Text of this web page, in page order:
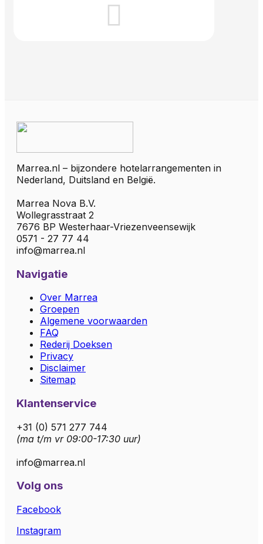
Marrea.nl – bijzondere hotelarrangementen in
Nederland, Duitsland en België.
Marrea Nova B.V.
Wollegrasstraat 2
7676 BP Westerhaar-Vriezenveensewijk
0571 - 27 77 44
info@marrea.nl
Navigatie
Over Marrea
Groepen
Algemene voorwaarden
FAQ
Rederij Doeksen
Privacy
Disclaimer
Sitemap
Klantenservice
+31 (0) 571 277 744
(ma t/m vr 09:00-17:30 uur)
info@marrea.nl
Volg ons
Facebook
Instagram